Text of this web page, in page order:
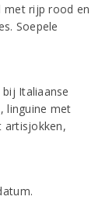
met rijp rood en
Soepele
Italiaanse
linguine met
artisjokken,